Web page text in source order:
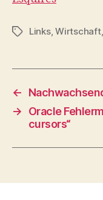
Schlagwörter
Links,Wirtschaft
←
→
Oracle
cursors“